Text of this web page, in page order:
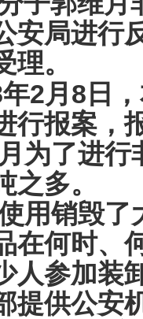
安局进行
理。
年2月 8 日
行报案，
为了进行
之多。
用销毁
在何时、
人参加装
提供公安